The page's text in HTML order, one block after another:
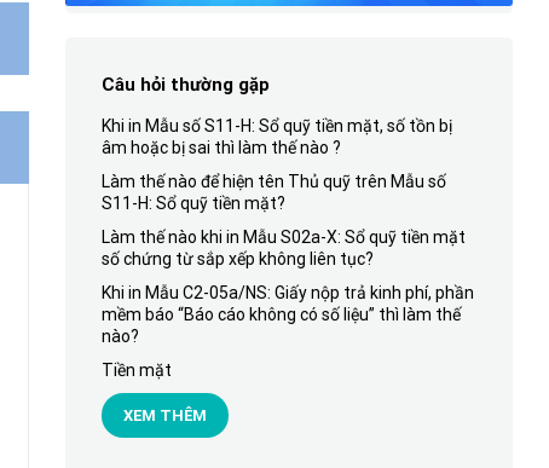
Câu hỏi thường gặp
Khi in Mẫu số S11-H: Sổ quỹ tiền mặt, số tồn bị
âm hoặc bị sai thì làm thế nào ?
Làm thế nào để hiện tên Thủ quỹ trên Mẫu số
S11-H: Sổ quỹ tiền mặt?
Làm thế nào khi in Mẫu S02a-X: Sổ quỹ tiền mặt
số chứng từ sắp xếp không liên tục?
Khi in Mẫu C2-05a/NS: Giấy nộp trả kinh phí, phần
mềm báo “Báo cáo không có số liệu” thì làm thế
nào?
Tiền mặt
XEM THÊM